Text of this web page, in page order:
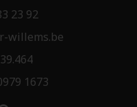
23 92
willems.be
1673